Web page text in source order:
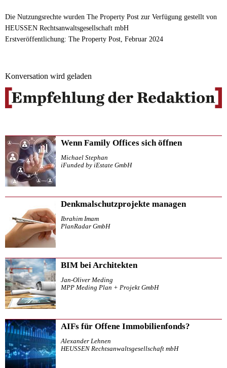
Die Nutzungsrechte wurden The Property Post zur Verfügung gestellt von
HEUSSEN Rechtsanwaltsgesellschaft mbH
Erstveröffentlichung: The Property Post, Februar 2024
Konversation wird geladen
Wenn Family Offices sich öffnen
Michael Stephan
iFunded by iEstate GmbH
Denkmalschutzprojekte managen
Ibrahim Imam
PlanRadar GmbH
BIM bei Architekten
Jan-Oliver Meding
MPP Meding Plan + Projekt GmbH
AIFs für Offene Immobilienfonds?
Alexander Lehnen
HEUSSEN Rechtsanwaltsgesellschaft mbH